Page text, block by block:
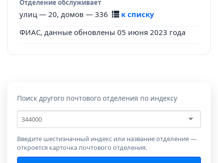
Отделение обслуживает
улиц — 20, домов — 336 к списку
ФИАС, данные обновлены 05 июня 2023 года
Поиск другого почтового отделения по индексу
Почтовый
индекс
Введите шестизначный индекс или название отделения —
откроется карточка почтового отделения.